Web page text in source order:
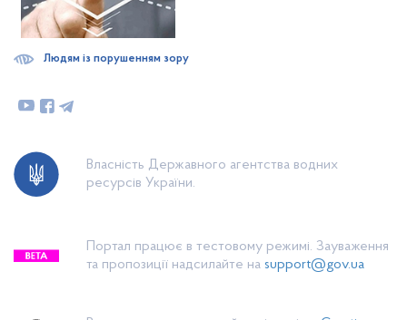
Власність Державного агентства водних
ресурсів України.
Портал працює в тестовому режимі. Зауваження
та пропозиції надсилайте на support@gov.ua
Людям із порушенням зору